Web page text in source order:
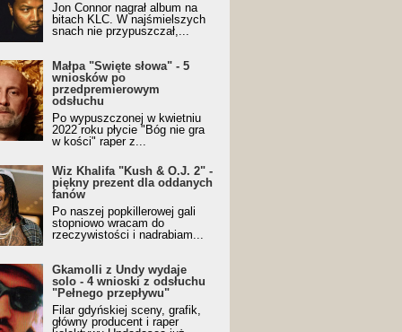
Jon Connor nagrał album na
bitach KLC. W najśmielszych
snach nie przypuszczał,...
Małpa "Święte słowa" - 5
wniosków po
przedpremierowym
odsłuchu
Po wypuszczonej w kwietniu
2022 roku płycie "Bóg nie gra
w kości" raper z...
Wiz Khalifa "Kush & O.J. 2" -
piękny prezent dla oddanych
fanów
Po naszej popkillerowej gali
stopniowo wracam do
rzeczywistości i nadrabiam...
Gkamolli z Undy wydaje
solo - 4 wnioski z odsłuchu
"Pełnego przepływu"
Filar gdyńskiej sceny, grafik,
główny producent i raper